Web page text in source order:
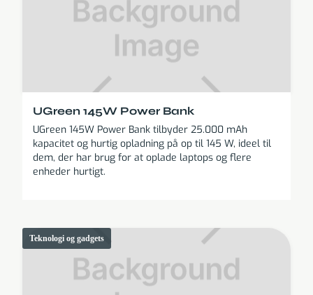
UGreen 145W Power Bank
UGreen 145W Power Bank tilbyder 25.000 mAh
kapacitet og hurtig opladning på op til 145 W, ideel til
dem, der har brug for at oplade laptops og flere
enheder hurtigt.
Teknologi og gadgets